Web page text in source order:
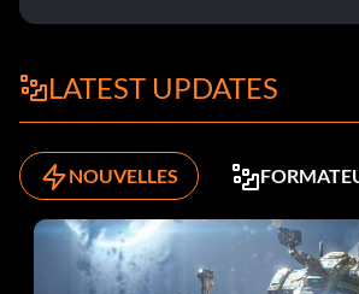
LATEST UPDATES
NOUVELLES